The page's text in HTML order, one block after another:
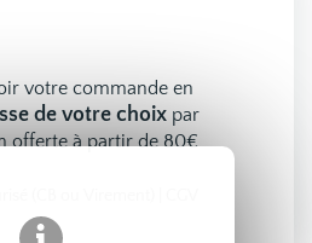
votre commande en
de votre choix par
offerte à partir de 80€
(CB ou Virement)